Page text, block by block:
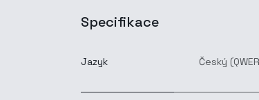
Specifikace
Jazyk Český